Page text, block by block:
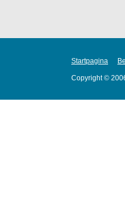
Startpagina
Copyright ©